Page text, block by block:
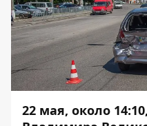
22 мая, около